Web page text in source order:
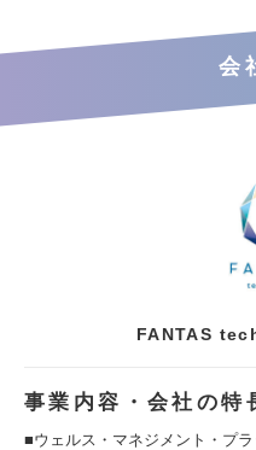
会
FANTAS
事業内容・会社の特
■ウェルス・マネジメント・プ